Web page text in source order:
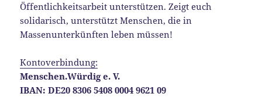
Öffentlichkeitsarbeit unterstützen. Zeigt euch
solidarisch, unterstützt Menschen, die in
Massenunterkünften leben müssen!
Kontoverbindung:
Menschen.Würdig e. V.
IBAN: DE20 8306 5408 0004 9621 09